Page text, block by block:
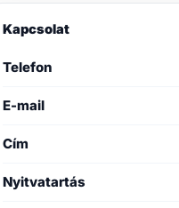
Kapcsolat
Telefon
E-mail
Cím
Nyitvatartás